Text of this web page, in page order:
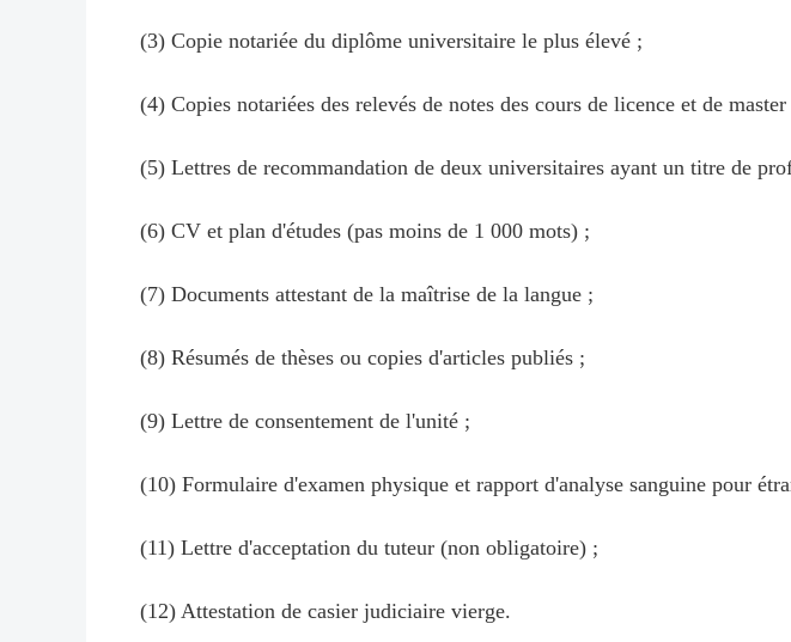
(3) Copie notariée du diplôme universitaire le plus élevé ;
(4) Copies notariées des relevés de notes des cours de licence et de master
(5) Lettres de recommandation de deux universitaires ayant un titre de
(6) CV et plan d'études (pas moins de 1 000 mots) ;
(7) Documents attestant de la maîtrise de la langue ;
(8) Résumés de thèses ou copies d'articles publiés ;
(9) Lettre de consentement de l'unité ;
(10) Formulaire d'examen physique et rapport d'analyse sanguine pour
(11) Lettre d'acceptation du tuteur (non obligatoire) ;
(12) Attestation de casier judiciaire vierge.